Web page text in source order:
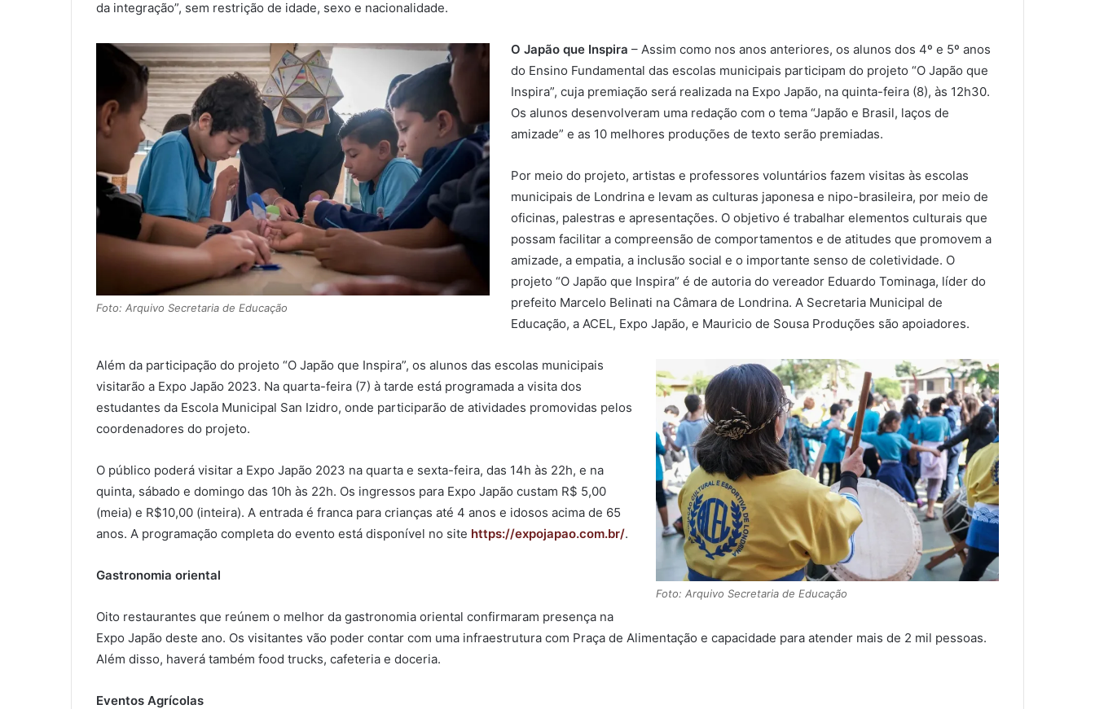
da integração”, sem restrição de idade, sexo e nacionalidade.
Foto: Arquivo Secretaria de Educação
O Japão que Inspira – Assim como nos anos anteriores, os alunos dos 4º e 5º anos
do Ensino Fundamental das escolas municipais participam do projeto “O Japão que
Inspira”, cuja premiação será realizada na Expo Japão, na quinta-feira (8), às 12h30.
Os alunos desenvolveram uma redação com o tema “Japão e Brasil, laços de
amizade” e as 10 melhores produções de texto serão premiadas.
Por meio do projeto, artistas e professores voluntários fazem visitas às escolas
municipais de Londrina e levam as culturas japonesa e nipo-brasileira, por meio de
oficinas, palestras e apresentações. O objetivo é trabalhar elementos culturais que
possam facilitar a compreensão de comportamentos e de atitudes que promovem a
amizade, a empatia, a inclusão social e o importante senso de coletividade. O
projeto “O Japão que Inspira” é de autoria do vereador Eduardo Tominaga, líder do
prefeito Marcelo Belinati na Câmara de Londrina. A Secretaria Municipal de
Educação, a ACEL, Expo Japão, e Mauricio de Sousa Produções são apoiadores.
Foto: Arquivo Secretaria de Educação
Além da participação do projeto “O Japão que Inspira”, os alunos das escolas municipais
visitarão a Expo Japão 2023. Na quarta-feira (7) à tarde está programada a visita dos
estudantes da Escola Municipal San Izidro, onde participarão de atividades promovidas pelos
coordenadores do projeto.
O público poderá visitar a Expo Japão 2023 na quarta e sexta-feira, das 14h às 22h, e na
quinta, sábado e domingo das 10h às 22h. Os ingressos para Expo Japão custam R$ 5,00
(meia) e R$10,00 (inteira). A entrada é franca para crianças até 4 anos e idosos acima de 65
anos. A programação completa do evento está disponível no site https://expojapao.com.br/.
Gastronomia oriental
Oito restaurantes que reúnem o melhor da gastronomia oriental confirmaram presença na
Expo Japão deste ano. Os visitantes vão poder contar com uma infraestrutura com Praça de Alimentação e capacidade para atender mais de 2 mil pessoas.
Além disso, haverá também food trucks, cafeteria e doceria.
Eventos Agrícolas